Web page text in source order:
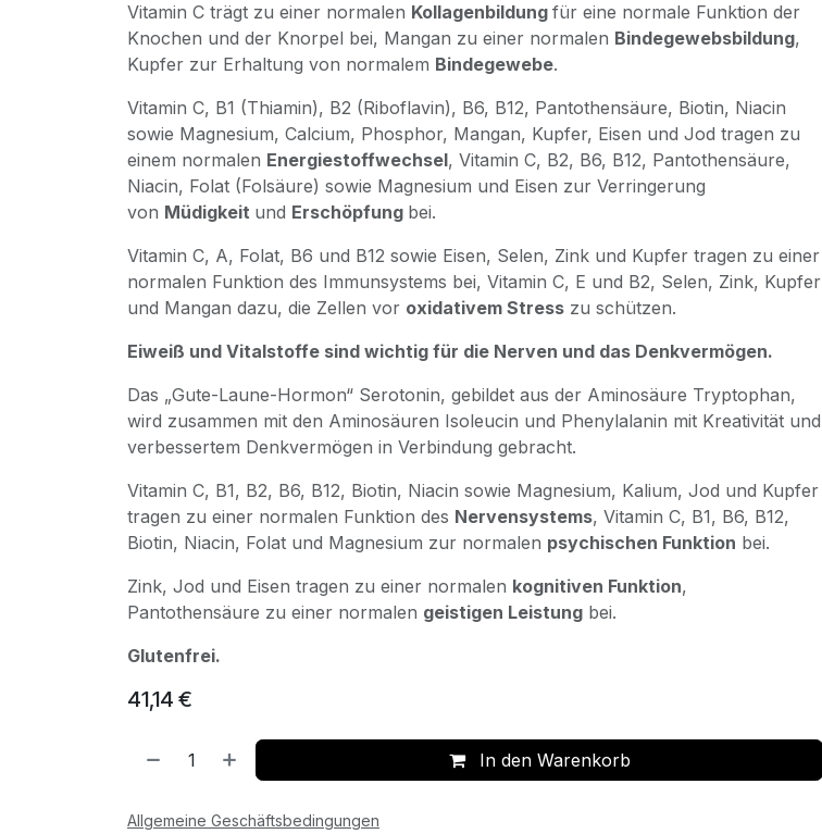
Vitamin C trägt zu einer normalen Kollagenbildung für eine normale Funktion der
Knochen und der Knorpel bei, Mangan zu einer normalen Bindegewebsbildung,
Kupfer zur Erhaltung von normalem Bindegewebe.
Vitamin C, B1 (Thiamin), B2 (Riboflavin), B6, B12, Pantothensäure, Biotin, Niacin
sowie Magnesium, Calcium, Phosphor, Mangan, Kupfer, Eisen und Jod tragen zu
einem normalen Energiestoffwechsel, Vitamin C, B2, B6, B12, Pantothensäure,
Niacin, Folat (Folsäure) sowie Magnesium und Eisen zur Verringerung
von Müdigkeit und Erschöpfung bei.
Vitamin C, A, Folat, B6 und B12 sowie Eisen, Selen, Zink und Kupfer tragen zu einer
normalen Funktion des Immunsystems bei, Vitamin C, E und B2, Selen, Zink, Kupfer
und Mangan dazu, die Zellen vor oxidativem Stress zu schützen.
Eiweiß und Vitalstoffe sind wichtig für die Nerven und das Denkvermögen.
Das „Gute-Laune-Hormon“ Serotonin, gebildet aus der Aminosäure Tryptophan,
wird zusammen mit den Aminosäuren Isoleucin und Phenylalanin mit Kreativität und
verbessertem Denkvermögen in Verbindung gebracht.
Vitamin C, B1, B2, B6, B12, Biotin, Niacin sowie Magnesium, Kalium, Jod und Kupfer
tragen zu einer normalen Funktion des Nervensystems, Vitamin C, B1, B6, B12,
Biotin, Niacin, Folat und Magnesium zur normalen psychischen Funktion bei.
Zink, Jod und Eisen tragen zu einer normalen kognitiven Funktion,
Pantothensäure zu einer normalen geistigen Leistung bei.
Glutenfrei.
41,14 €
In den Warenkorb
Allgemeine Geschäftsbedingungen